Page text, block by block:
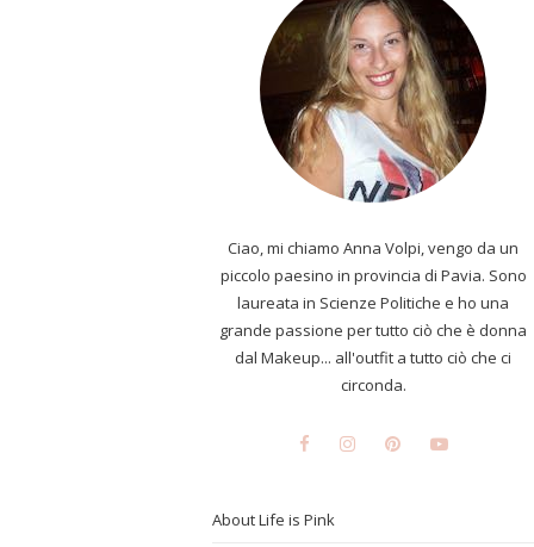
Ciao, mi chiamo Anna Volpi, vengo da un
piccolo paesino in provincia di Pavia. Sono
laureata in Scienze Politiche e ho una
grande passione per tutto ciò che è donna
dal Makeup... all'outfit a tutto ciò che ci
circonda.
About Life is Pink